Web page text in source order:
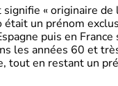
« originaire
un prénom
puis en
les années 60 et
tout en restant un